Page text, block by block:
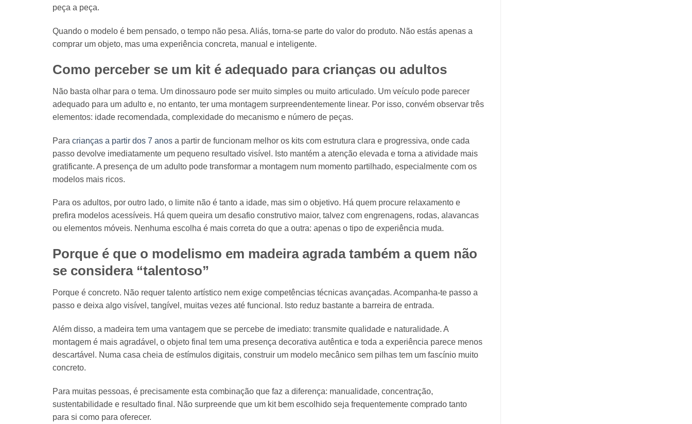
peça a peça.
Quando o modelo é bem pensado, o tempo não pesa. Aliás, torna-se parte do valor do produto. Não estás apenas a
comprar um objeto, mas uma experiência concreta, manual e inteligente.
Como perceber se um kit é adequado para crianças ou adultos
Não basta olhar para o tema. Um dinossauro pode ser muito simples ou muito articulado. Um veículo pode parecer
adequado para um adulto e, no entanto, ter uma montagem surpreendentemente linear. Por isso, convém observar três
elementos: idade recomendada, complexidade do mecanismo e número de peças.
Para crianças a partir dos 7 anos a partir de funcionam melhor os kits com estrutura clara e progressiva, onde cada
passo devolve imediatamente um pequeno resultado visível. Isto mantém a atenção elevada e torna a atividade mais
gratificante. A presença de um adulto pode transformar a montagem num momento partilhado, especialmente com os
modelos mais ricos.
Para os adultos, por outro lado, o limite não é tanto a idade, mas sim o objetivo. Há quem procure relaxamento e
prefira modelos acessíveis. Há quem queira um desafio construtivo maior, talvez com engrenagens, rodas, alavancas
ou elementos móveis. Nenhuma escolha é mais correta do que a outra: apenas o tipo de experiência muda.
Porque é que o modelismo em madeira agrada também a quem não
se considera “talentoso”
Porque é concreto. Não requer talento artístico nem exige competências técnicas avançadas. Acompanha-te passo a
passo e deixa algo visível, tangível, muitas vezes até funcional. Isto reduz bastante a barreira de entrada.
Além disso, a madeira tem uma vantagem que se percebe de imediato: transmite qualidade e naturalidade. A
montagem é mais agradável, o objeto final tem uma presença decorativa autêntica e toda a experiência parece menos
descartável. Numa casa cheia de estímulos digitais, construir um modelo mecânico sem pilhas tem um fascínio muito
concreto.
Para muitas pessoas, é precisamente esta combinação que faz a diferença: manualidade, concentração,
sustentabilidade e resultado final. Não surpreende que um kit bem escolhido seja frequentemente comprado tanto
para si como para oferecer.